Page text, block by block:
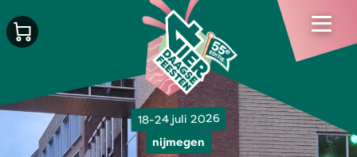
18-24 juli 2026
nijmegen